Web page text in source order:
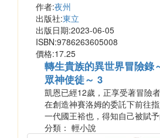
作者:夜州
出版社:東立
出版日期:2023-06-05
ISBN:9786263605008
價格:17.25
轉生貴族的異世界冒險錄
眾神使徒～ 3
凱恩已經12歲，正享受著冒險
在創造神賽洛姆的委託下前往
一代國王裕也，得知自己被賦予
分類： 輕小說